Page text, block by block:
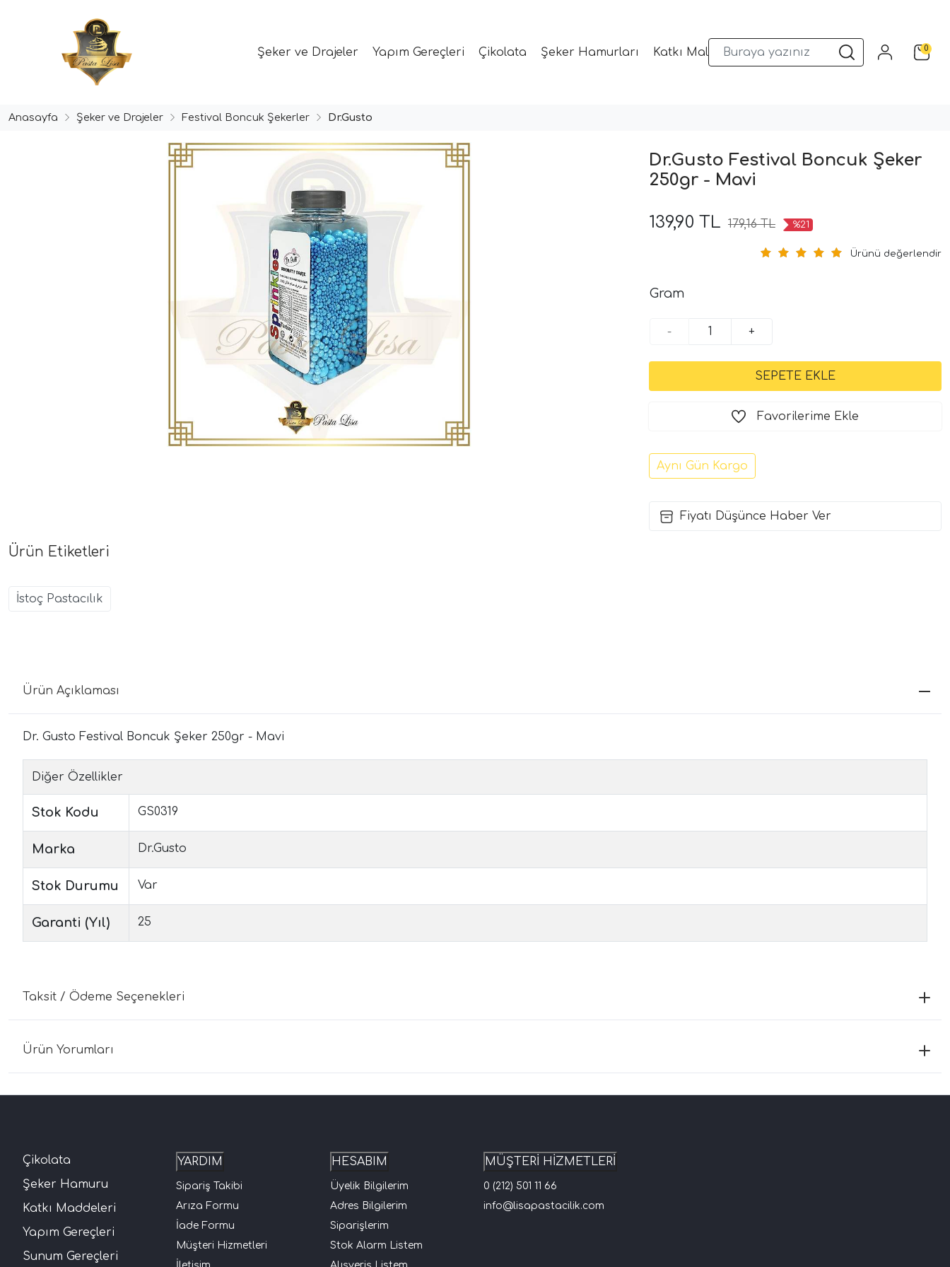
Şeker ve Drajeler Yapım Gereçleri Çikolata Şeker Hamurları Katkı Malzemeleri Sunum Gereçleri Kalıplar0
Anasayfa Şeker ve Drajeler Festival Boncuk Şekerler Dr.Gusto
Dr.Gusto Festival Boncuk Şeker
250gr - Mavi
139,90 TL 179,16 TL %21
Ürünü değerlendir
Gram
- +
Favorilerime Ekle
Aynı Gün Kargo
Fiyatı Düşünce Haber Ver
Ürün Etiketleri
İstoç Pastacılık
Ürün Açıklaması
Dr. Gusto Festival Boncuk Şeker 250gr - Mavi
Diğer Özellikler
Stok Kodu GS0319
Marka Dr.Gusto
Stok Durumu Var
Garanti (Yıl) 25
Taksit / Ödeme Seçenekleri
Ürün Yorumları
Çikolata
Şeker Hamuru
Katkı Maddeleri
Yapım Gereçleri
Sunum Gereçleri
YARDIM
Sipariş Takibi
Arıza Formu
İade Formu
Müşteri Hizmetleri
HESABIM
Üyelik Bilgilerim
Adres Bilgilerim
Siparişlerim
Stok Alarm Listem
MÜŞTERİ HİZMETLERİ
0 (212) 501 11 66
info@lisapastacilik.com